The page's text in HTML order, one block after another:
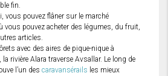
fin.
vous pouvez flâner sur le marché
vous pouvez acheter des légumes, du fruit,
articles.
avec des aires de pique-nique à
rivière Alara traverse Avsallar. Le long de
l’un des caravansérails les mieux